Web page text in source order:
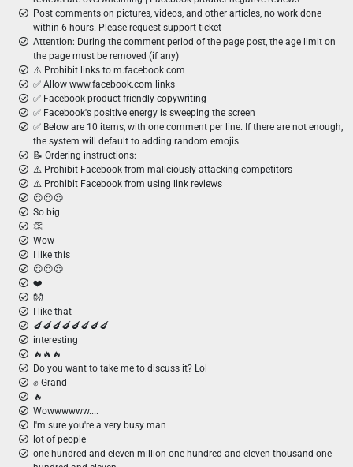
Post comments on pictures, videos, and other articles, no work done
within 6 hours. Please request support ticket
Attention: During the comment period of the page post, the age limit on
the page must be removed (if any)
⚠️ Prohibit links to m.facebook.com
✅ Allow www.facebook.com links
✅ Facebook product friendly copywriting
✅ Facebook's positive energy is sweeping the screen
✅ Below are 10 items, with one comment per line. If there are not enough,
the system will default to adding random emojis
📝 Ordering instructions:
⚠️ Prohibit Facebook from maliciously attacking competitors
⚠️ Prohibit Facebook from using link reviews
😍😍😍
So big
👏
Wow
I like this
😍😍😍
❤️
👐
I like that
🍆🍆🍆🍆🍆🍆🍆🍆
interesting
🔥🔥🔥
Do you want to take me to discuss it? Lol
✊ Grand
🔥
Wowwwwww....
I'm sure you're a very busy man
lot of people
one hundred and eleven million one hundred and eleven thousand one